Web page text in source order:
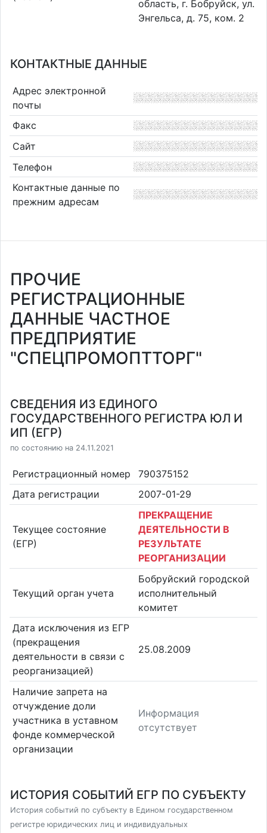
область, г. Бобруйск, ул.
Энгельса, д. 75, ком. 2
КОНТАКТНЫЕ ДАННЫЕ
Адрес электронной
почты
Факс
Сайт
Телефон
Контактные данные по
прежним адресам
ПРОЧИЕ
РЕГИСТРАЦИОННЫЕ
ДАННЫЕ ЧАСТНОЕ
ПРЕДПРИЯТИЕ
"СПЕЦПРОМОПТТОРГ"
СВЕДЕНИЯ ИЗ ЕДИНОГО
ГОСУДАРСТВЕННОГО РЕГИСТРА ЮЛ И
ИП (ЕГР)
по состоянию на 24.11.2021
Регистрационный номер
790375152
Дата регистрации
2007-01-29
Текущее состояние
(ЕГР)
ПРЕКРАЩЕНИЕ
ДЕЯТЕЛЬНОСТИ В
РЕЗУЛЬТАТЕ
РЕОРГАНИЗАЦИИ
Текущий орган учета
Бобруйский городской
исполнительный
комитет
Дата исключения из ЕГР
(прекращения
деятельности в связи с
реорганизацией)
25.08.2009
Наличие запрета на
отчуждение доли
участника в уставном
фонде коммерческой
организации
Информация
отсутствует
ИСТОРИЯ СОБЫТИЙ ЕГР ПО СУБЪЕКТУ
История событий по субъекту в Едином государственном
регистре юридических лиц и индивидуальных